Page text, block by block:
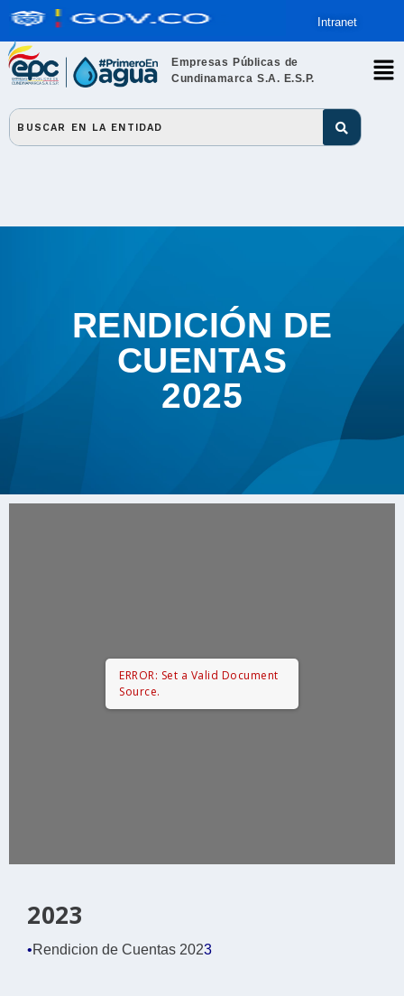
Intranet
Empresas Públicas de
Cundinamarca S.A. E.S.P.
RENDICIÓN DE
CUENTAS
2025
ERROR: Set a Valid Document
Source.
2023
•Rendicion de Cuentas 2023